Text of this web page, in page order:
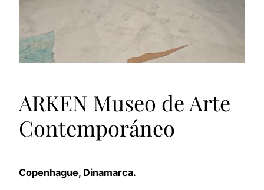
ARKEN Museo de Arte
Contemporáneo
Copenhague, Dinamarca.